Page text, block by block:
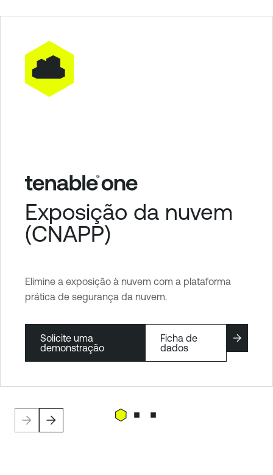
Exposição da nuvem
(CNAPP)
Elimine a exposição à nuvem com a plataforma
prática de segurança da nuvem.
Solicite uma
demonstração
Ficha de
dados